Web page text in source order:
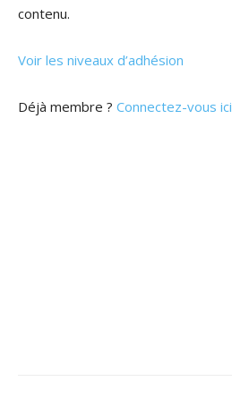
contenu.
Voir les niveaux d’adhésion
Déjà membre ? Connectez-vous ici